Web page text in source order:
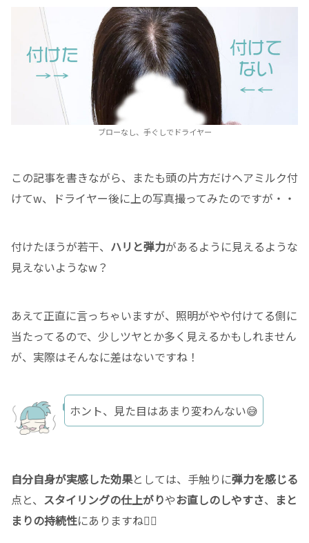
ブローなし、手ぐしでドライヤー
この記事を書きながら、またも頭の片方だけヘアミルク付
けてw、ドライヤー後に上の写真撮ってみたのですが・・
付けたほうが若干、 ハリと弾力があるように見えるような
見えないようなw？
あえて正直に言っちゃいますが、照明がやや付けてる側に
当たってるので、少しツヤとか多く見えるかもしれません
が、実際はそんなに差はないですね！
ホント、見た目はあまり変わんない😅
自分自身が実感した効果としては、手触りに弾力を感じる
点と、 スタイリングの仕上がりやお直しのしやすさ、 まと
まりの持続性にありますね👍🏻